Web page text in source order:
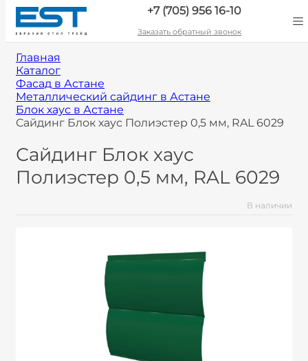
+7 (705) 956 16-10
Заказать обратный звонок
Главная
Каталог
Фасад в Астане
Металлический сайдинг в Астане
Блок хаус в Астане
Сайдинг Блок хаус Полиэстер 0,5 мм, RAL 6029
Сайдинг Блок хаус
Полиэстер 0,5 мм, RAL 6029
В наличии